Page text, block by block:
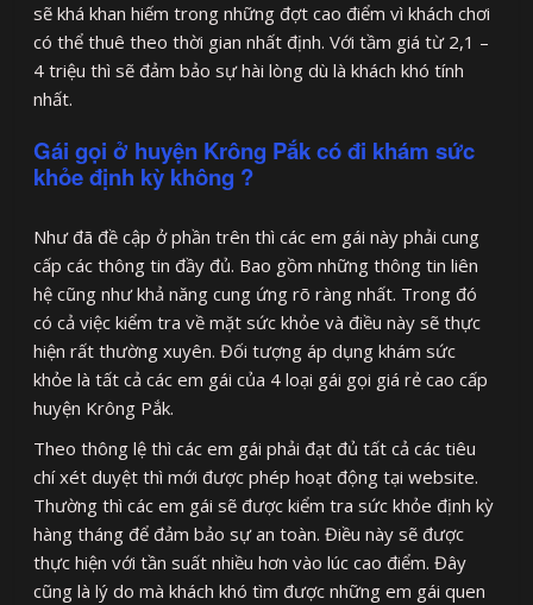
sẽ khá khan hiếm trong những đợt cao điểm vì khách chơi
có thể thuê theo thời gian nhất định. Với tầm giá từ 2,1 –
4 triệu thì sẽ đảm bảo sự hài lòng dù là khách khó tính
nhất.
Gái gọi ở huyện Krông Pắk có đi khám sức
khỏe định kỳ không ?
Như đã đề cập ở phần trên thì các em gái này phải cung
cấp các thông tin đầy đủ. Bao gồm những thông tin liên
hệ cũng như khả năng cung ứng rõ ràng nhất. Trong đó
có cả việc kiểm tra về mặt sức khỏe và điều này sẽ thực
hiện rất thường xuyên. Đối tượng áp dụng khám sức
khỏe là tất cả các em gái của 4 loại gái gọi giá rẻ cao cấp
huyện Krông Pắk.
Theo thông lệ thì các em gái phải đạt đủ tất cả các tiêu
chí xét duyệt thì mới được phép hoạt động tại website.
Thường thì các em gái sẽ được kiểm tra sức khỏe định kỳ
hàng tháng để đảm bảo sự an toàn. Điều này sẽ được
thực hiện với tần suất nhiều hơn vào lúc cao điểm. Đây
cũng là lý do mà khách khó tìm được những em gái quen